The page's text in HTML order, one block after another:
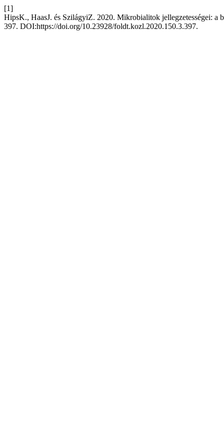
[1]
HipsK., HaasJ. és SzilágyiZ. 2020. Mikrobialitok jellegzetességei: a
397. DOI:https://doi.org/10.23928/foldt.kozl.2020.150.3.397.